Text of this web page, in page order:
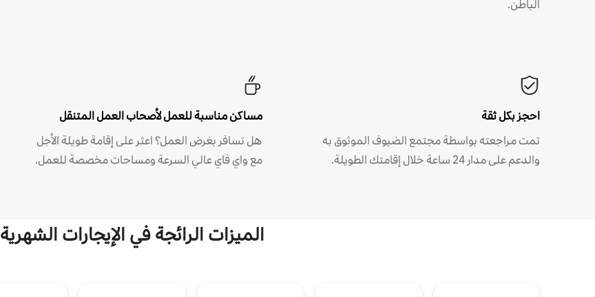
الباطن.
احجز بكل ثقة
تمت مراجعته بواسطة مجتمع الضيوف الموثوق به
والدعم على مدار 24 ساعة خلال إقامتك الطويلة.
مساكن مناسبة للعمل لأصحاب العمل المتنقل
هل تسافر بغرض العمل؟ اعثر على إقامة طويلة الأجل
مع واي فاي عالي السرعة ومساحات مخصصة للعمل.
الميزات الرائجة في الإيجارات الشهرية